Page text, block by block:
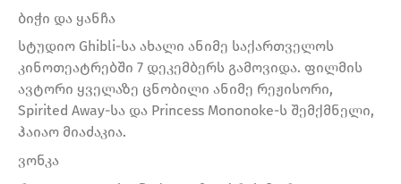
ბიჭი და ყანჩა
სტუდიო Ghibli-სა ახალი ანიმე საქართველოს
კინოთეატრებში 7 დეკემბერს გამოვიდა. ფილმის
ავტორი ყველაზე ცნობილი ანიმე რეჟისორი,
Spirited Away-სა და Princess Mononoke-ს შემქმნელი,
ჰაიაო მიაძაკია.
ვონკა